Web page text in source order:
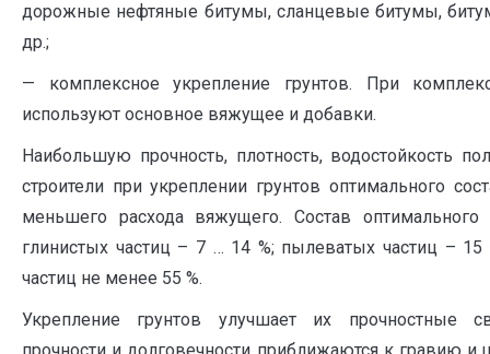
дорожные нефтяные битумы, сланцевые битумы,
др.;
— комплексное укрепление грунтов. При
используют основное вяжущее и добавки.
Наибольшую прочность, плотность, водостойкость
строители при укреплении грунтов оптимального
меньшего расхода вяжущего. Состав оптимального
глинистых частиц – 7 … 14 %; пылеватых частиц –
частиц не менее 55 %.
Укрепление грунтов улучшает их прочностные